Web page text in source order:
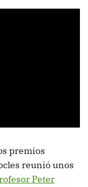
premios
reunió unos
Peter